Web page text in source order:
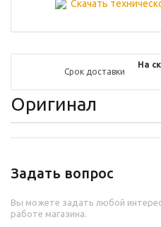
Скачать
Срок доставки
На
Оригинал
Задать вопрос
Вы можете задать любой
работе магазина.